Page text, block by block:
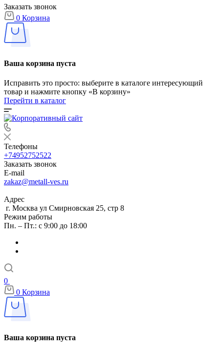
Заказать звонок
0 Корзина
Ваша корзина пуста
Исправить это просто: выберите в каталоге интересующий
товар и нажмите кнопку «В корзину»
Перейти в каталог
Телефоны
+74952752522
Заказать звонок
E-mail
zakaz@metall-ves.ru
Адрес
г. Москва ул Смирновская 25, стр 8
Режим работы
Пн. – Пт.: с 9:00 до 18:00
0
0 Корзина
Ваша корзина пуста